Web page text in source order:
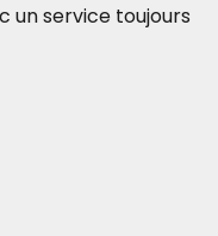
un service toujours